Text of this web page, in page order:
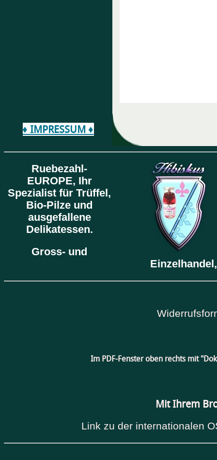
♦ IMPRESSUM ♦
Ruebezahl-
EUROPE, Ihr
Spezialist für Trüffel,
Bio-Pilze und
ausgefallene
Delikatessen.
Gross- und
Im PDF-Fenster oben rechts mit
Mit Ihrem
Link zu der internationalen